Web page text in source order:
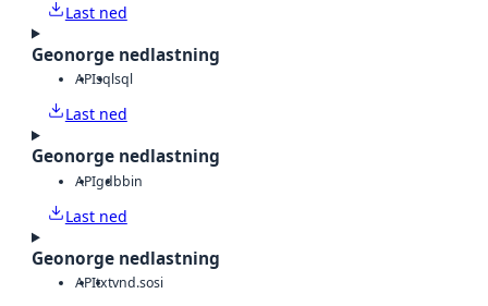
Last ned
Geonorge nedlastning
APIsqlsql
Last ned
Geonorge nedlastning
APIgdbbin
Last ned
Geonorge nedlastning
APItxtvnd.sosi